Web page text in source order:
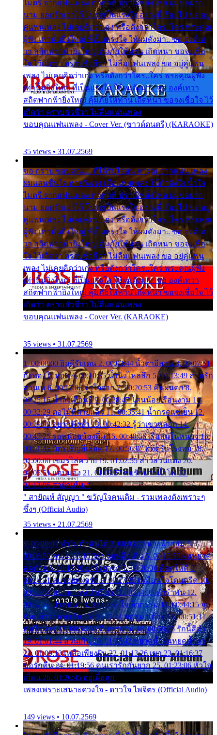
ไมตรี จากแฟนเพลง ทุกทุกที่ ปราณีหลั่งไหล ผมขอฝาก
นาม ยอดรักเอาไว้ โปรดเป็นแรงใจ อย่างนี้เรื่อยไป ขอ อยู่
คู่แฟนเพลง ไม่เคยคิดว่าเก่ง หรือดังกว่าใคร..ใคร พระคุณ
ผู้ฟัง เท่านั้นยิ่งใหญ่ ที่เป็นแรงใจ ให้ผมดังมา.. ขอ องค์เท
วา สถิตฟากฟ้ายิ่งใหญ่ คุ้มภัยให้ท่าน เถิดหนา ขอจงเชื่อ
ใจ ไว้เถิดว่า ตราบชั่วชีวา ไม่ลืมแฟนเพลง ขอ อยู่คู่แฟน
เพลง ไม่เคยคิดว่าเก่ง หรือดังกว่าใคร..ใคร พระคุณผู้ฟัง
เท่านั้นยิ่งใหญ่ ที่เป็นแรงใจ ให้ผมดังมา.. ขอ องค์เทวา
สถิตฟากฟ้ายิ่งใหญ่ คุ้มภัยให้ท่าน เถิดหนา ขอจงเชื่อใจ ไว้
เถิดว่า ตราบชั่วชีวา ไม่ลืมแฟนเพลง
ขอบคุณแฟนเพลง - Cover Ver. (ซาวด์ดนตรี) (KARAOKE)
35 views • 31.07.2569
ขอ กราบ ขอบคุณ.... ที่ได้รับไออุ่น การุณ จากแฟน เพลง
ผมแสนชื่นใจ หายวังเวง เมื่อแฟนเพลง ให้กำลังใจ น้ำใจ
ไมตรี จากแฟนเพลง ทุกทุกที่ ปราณีหลั่งไหล ผมขอฝาก
นาม ยอดรักเอาไว้ โปรดเป็นแรงใจ อย่างนี้เรื่อยไป ขอ อยู่
คู่แฟนเพลง ไม่เคยคิดว่าเก่ง หรือดังกว่าใคร..ใคร พระคุณ
ผู้ฟัง เท่านั้นยิ่งใหญ่ ที่เป็นแรงใจ ให้ผมดังมา.. ขอ องค์เท
วา สถิตฟากฟ้ายิ่งใหญ่ คุ้มภัยให้ท่าน เถิดหนา ขอจงเชื่อ
ใจ ไว้เถิดว่า ตราบชั่วชีวา ไม่ลืมแฟนเพลง ขอ อยู่คู่แฟน
เพลง ไม่เคยคิดว่าเก่ง หรือดังกว่าใคร..ใคร พระคุณผู้ฟัง
เท่านั้นยิ่งใหญ่ ที่เป็นแรงใจ ให้ผมดังมา.. ขอ องค์เทวา
สถิตฟากฟ้ายิ่งใหญ่ คุ้มภัยให้ท่าน เถิดหนา ขอจงเชื่อใจ ไว้
เถิดว่า ตราบชั่วชีวา ไม่ลืมแฟนเพลง
ขอบคุณแฟนเพลง - Cover Ver. (KARAOKE)
35 views • 31.07.2569
1. 00:00:00 ยินดีรับเดน 2. 00:03:44 น้ำตาอีสาน 3. 00:07:51
กิ่งทองใบหยก 4. 00:10:35 น้ำนิ่งไหลลึก 5. 00:13:49 ลานรัก
ลานเท 6. 00:17:06 จำใจจาก 7. 00:20:53 คืนฝนตก 8.
00:25:16 น้ำลงเดือนยี่ 9. 00:28:47 โสนน้อยเรือนงาม 10.
00:32:29 ตอไม้ที่ตายแล้ว 11. 00:35:41 น้ำกรดแช่เย็น 12.
00:39:08 อยากฟังซ้ำ 13. 00:42:32 รู้ว่าเขาหลอก 14.
00:45:25 รอหน่อยน้องติ๋ม 15. 00:48:56 เรือล่มในหนอง 16.
00:51:43 บัตรเชิญสีเลือด 17. 00:56:07 อดีตรักโรงทอ 18.
01:00:00 เขมรไล่ควาย 19. 01:02:55 สาวสวนแตง 20.
01:05:51 แอบมอง 21. 01:09:27 พบรักปากน้ำโพ 22.
01:13:06 สายัณห์เมา
" สายัณห์ สัญญา " ขวัญใจคนเดิม - รวมเพลงดังเพราะๆ
ซึ้งๆ (Official Audio)
35 views • 21.07.2569
1. 00:00:00 ทำไมทำฉันได้ 2. 00:03:20 นางฟ้าสลัม 3.
00:06:50 คน 4. 00:10:36 บุญเหลือเกิน 5. 00:13:58 ฝนหยาด
สุดท้าย 6. 00:17:30 ยาใจยาจก 7. 00:20:30 คิดดูให้ดี 8.
00:24:21 ลบรอยแผลรัก 9. 00:27:35 เหมือนใจโดนกรีด 10.
00:30:54 ขบวนการเปาเปียว 11. 00:34:05 คำรำพัน 12.
00:37:20 ปาหนัน 13. 00:40:37 ใจเจ้ากรรม 14. 00:44:15 จูบ
ฉันแล้วจงตายเสีย 15. 00:47:24 ขอสูมาเต๊อะ 16. 00:51:11
คนใจมาร 17. 00:54:50 คืนทรมาน 18. 00:58:25 รักนี้สีดำ
19. 01:01:44 ส่วนเกิน 20. 01:05:42 หยาดน้ำฝนหยดน้ำตา
21. 01:09:13 เหลือเพียงฝัน 22. 01:13:26 เขา 23. 01:16:37
ขอรักคืน 24. 01:19:56 คนเรารักกันยาก 25. 01:23:06 หัวใจ
เถื่อน 26. 01:26:45 อยู่เพื่อลูก
เพลงเพราะเสนาะดวงใจ - ดาวใจ ไพจิตร (Official Audio)
149 views • 10.07.2569